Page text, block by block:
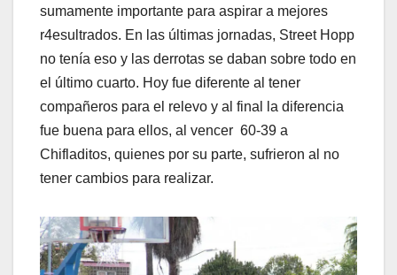
sumamente importante para aspirar a mejores
r4esultrados. En las últimas jornadas, Street Hopp
no tenía eso y las derrotas se daban sobre todo en
el último cuarto. Hoy fue diferente al tener
compañeros para el relevo y al final la diferencia
fue buena para ellos, al vencer 60-39 a
Chifladitos, quienes por su parte, sufrieron al no
tener cambios para realizar.